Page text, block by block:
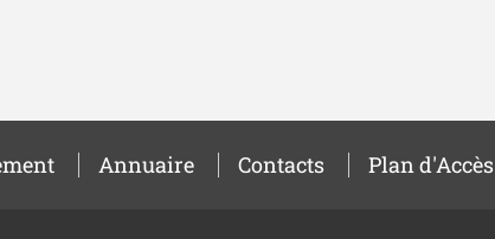
Annuaire Contacts Plan d'Accès